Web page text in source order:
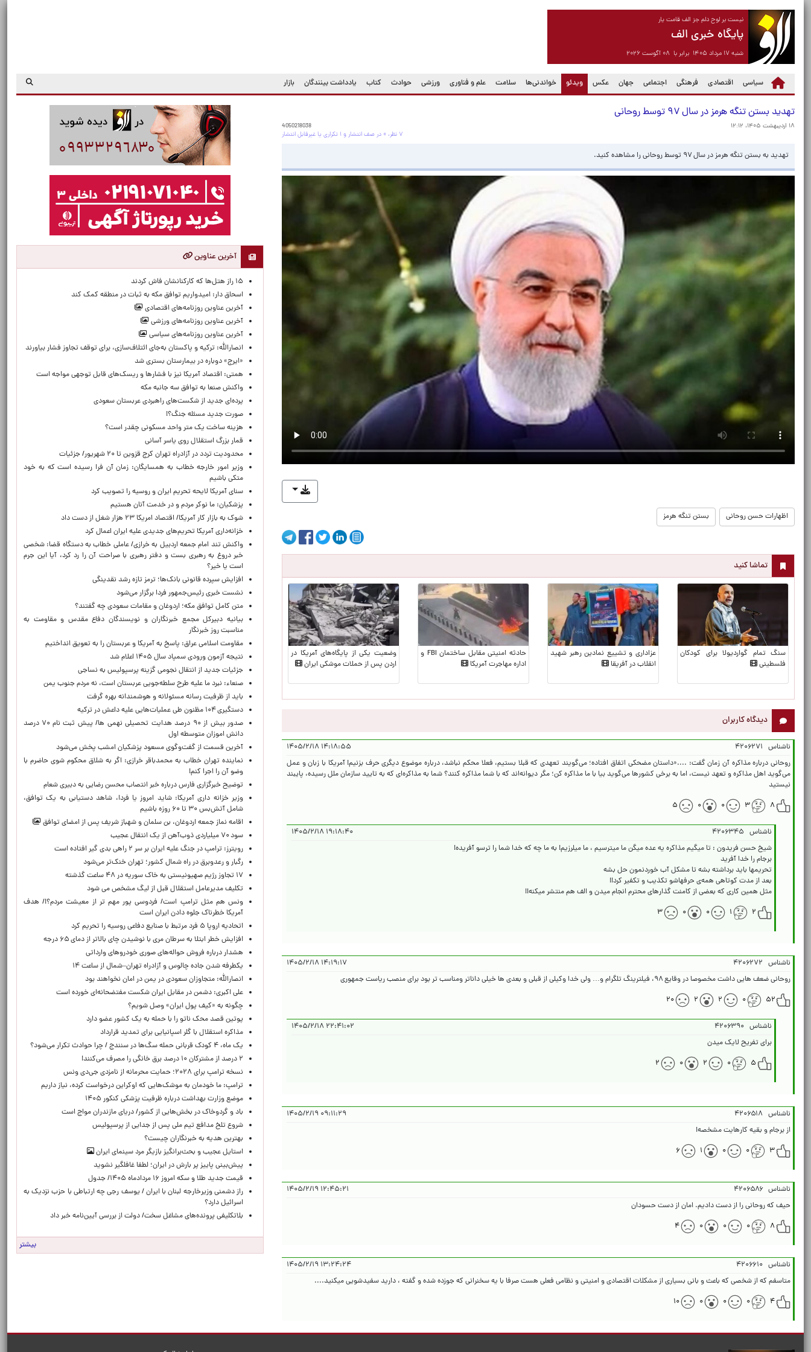
نیست بر لوح دلم جز الف قامت یار
پایگاه خبری الف
شنبه ۱۷ مرداد ۱۴۰۵ برابر با ۰۸ آگوست ۲۰۲۶
سیاسی اقتصادی فرهنگی اجتماعی جهان عکس ویدئو
(current) خواندنی‌ها سلامت علم و فناوری ورزشی حوادث کتاب یادداشت بینندگان بازار
تهدید بستن تنگه هرمز در سال ۹۷ توسط روحانی
۱۸ اردیبهشت ۱۴۰۵، ۱۲:۱۲
4050218038
۷ نظر، ۰ در صف انتشار و ۱ تکراری یا غیرقابل انتشار
تهدید به بستن تنگه هرمز در سال ۹۷ توسط روحانی را مشاهده کنید.
اظهارات حسن روحانی بستن تنگه هرمز
تماشا کنید
سنگ تمام گواردیولا برای کودکان
فلسطینی
عزاداری و تشییع نمادین رهبر شهید
انقلاب در آفریقا
حادثه امنیتی مقابل ساختمان FBI و
اداره مهاجرت آمریکا
وضعیت یکی از پایگاه‌های آمریکا در
اردن پس از حملات موشکی ایران
دیدگاه کاربران
ناشناس ۴۲۰۶۲۷۱
۱۴:۱۸:۵۵ ۱۴۰۵/۲/۱۸
روحانی درباره مذاکره آن زمان گفت: ....«داستان مضحکی اتفاق افتاده؛ می‌گویند تعهدی که قبلا بستیم، فعلا محکم نباشد، درباره موضوع دیگری حرف بزنیم! آمریکا با زبان و عمل
می‌گوید اهل مذاکره و تعهد نیست، اما به برخی کشورها می‌گوید بیا با ما مذاکره کن؛ مگر دیوانه‌اند که با شما مذاکره کنند؟ شما به مذاکره‌ای که به تایید سازمان ملل رسیده، پایبند
نیستید
۸
۳ ۰ ۰ ۵
ناشناس ۴۲۰۶۳۴۵
۱۹:۱۸:۴۰ ۱۴۰۵/۲/۱۸
مثل همین کاری که بعضی از کامنت گذارهای محترم انجام میدن و الف هم منتشر میکنه!!
۲
۱ ۰ ۰ ۳
ناشناس ۴۲۰۶۲۷۲
۱۴:۱۹:۱۷ ۱۴۰۵/۲/۱۸
روحانی ضعف هایی داشت مخصوصا در وقایع ۹۸، فیلترینگ تلگرام و… ولی خدا وکیلی از قبلی و بعدی ها خیلی داناتر و‌مناسب تر بود برای منصب ریاست جمهوری
۵۲
۰ ۲ ۲ ۲۰
ناشناس ۴۲۰۶۳۹۰
۲۲:۴۱:۰۲ ۱۴۰۵/۲/۱۸
برای تفریح لایک میدن
۵
۰ ۲ ۰ ۲
ناشناس ۴۲۰۶۵۱۸
۰۹:۱۱:۲۹ ۱۴۰۵/۲/۱۹
از برجام و بقیه کارهایت مشخصه!
۳
۰ ۰ ۱ ۶
ناشناس ۴۲۰۶۵۸۶
۱۲:۴۵:۲۱ ۱۴۰۵/۲/۱۹
حیف که روحانی را از دست دادیم. امان از دست حسودان
۸
۰ ۰ ۰ ۴
ناشناس ۴۲۰۶۶۱۰
۱۳:۲۴:۲۴ ۱۴۰۵/۲/۱۹
متاسفم که از شخصی که باعث و بانی بسیاری از مشکلات اقتصادی و امنیتی و نظامی فعلی هست صرفا با یه سخنرانی که جوزده شده و گفته ، دارید سفیدشویی میکنید....
۴
۰ ۰ ۰ ۱۰
آخرین عناوین
۱۵ راز هتل‌ها که کارکنانشان فاش کردند
اسحاق دار: امیدواریم توافق مکه به ثبات در منطقه کمک کند
آخرین عناوین روزنامه‌های اقتصادی
آخرین عناوین روزنامه‌های ورزشی
آخرین عناوین روزنامه‌های سیاسی
انصارالله: ترکیه و پاکستان به‌جای ائتلاف‌سازی، برای توقف تجاوز فشار بیاورند
«ایرج» دوباره در بیمارستان بستری شد
همتی: اقتصاد آمریکا نیز با فشارها و ریسک‌های قابل توجهی مواجه است
واکنش صنعا به توافق سه جانبه مکه
پرده‌ای جدید از شکست‌های راهبردی عربستان سعودی
صورت جدید مسئله جنگ؟!
هزینه ساخت یک متر واحد مسکونی چقدر است؟
قمار بزرگ استقلال روی یاسر آسانی
محدودیت تردد در آزادراه تهران کرج قزوین تا ۲۰ شهریور/ جزئیات
وزیر امور خارجه خطاب به همسایگان: زمان آن فرا رسیده است که به خود
متکی باشیم
سنای آمریکا لایحه تحریم ایران و روسیه را تصویب کرد
پزشکیان: ما نوکر مردم و در خدمت آنان هستیم
شوک به بازار کار آمریکا/ اقتصاد امریکا ۲۳ هزار شغل از دست داد
خزانه‌داری آمریکا تحریم‌های جدیدی علیه ایران اعمال کرد
واکنش تند امام جمعه اردبیل به خرازی/ عاملی خطاب به دستگاه قضا: شخصی
خبر دروغ به رهبری بست و دفتر رهبری با صراحت آن را رد کرد، آیا این جرم
است یا خیر؟
افزایش سپرده قانونی بانک‌ها؛ ترمز تازه رشد نقدینگی
نشست خبری رئیس‌جمهور فردا برگزار می‌شود
متن کامل توافق مکه؛ اردوغان و مقامات سعودی چه گفتند؟
بیانیه دبیرکل مجمع خبرنگاران و نویسندگان دفاع مقدس و مقاومت به
مناسبت روز خبرنگار
مقاومت اسلامی عراق: پاسخ به آمریکا و عربستان را به تعویق انداختیم
نتیجه آزمون ورودی سمپاد سال ۱۴۰۵ اعلام شد
جزئیات جدید از انتقال نجومی گزینه پرسپولیس به نساجی
صنعاء: نبرد ما علیه طرح سلطه‌جویی عربستان است، نه مردم جنوب یمن
باید از ظرفیت رسانه مسئولانه و هوشمندانه بهره گرفت
دستگیری ۱۰۴ مظنون طی عملیات‌هایی علیه داعش در ترکیه
صدور بیش از ۹۰ درصد هدایت تحصیلی نهمی ها/ پیش ثبت نام ۷۰ درصد
دانش اموزان متوسطه اول
آخرین قسمت از گفت‌وگوی مسعود پزشکیان امشب پخش می‌شود
نماینده تهران خطاب به محمدباقر خرازی: اگر به شلاق محکوم شوی حاضرم با
وضو آن را اجرا کنم!
توضیح خبرگزاری فارس درباره خبر انتصاب محسن رضایی به دبیری شعام
وزیر خزانه داری آمریکا: شاید امروز یا فردا، شاهد دستیابی به یک توافق،
شامل آتش‌بس ۳۰ تا ۶۰ روزه باشیم
اقامه نماز جمعه اردوغان، بن ‌سلمان و شهباز شریف پس از امضای توافق
سود ۷۰ میلیاردی ذوب‌آهن از یک انتقال عجیب
رویترز: ترامپ در جنگ علیه ایران بر سر ۲ راهی بدی گیر افتاده است
رگبار و رعدوبرق در راه شمال کشور؛ تهران خنک‌تر می‌شود
۱۷ تجاوز رژیم صهیونیستی به خاک سوریه در ۴۸ ساعت گذشته
تکلیف مدیرعامل استقلال قبل از لیگ مشخص می شود
ونس هم مثل ترامپ است/ فردوسی پور مهم تر از معیشت مردم؟!/ هدف
آمریکا خطرناک جلوه دادن ایران است
اتحادیه اروپا ۵ فرد مرتبط با صنایع دفاعی روسیه را تحریم کرد
افزایش خطر ابتلا به سرطان مری با نوشیدن چای بالاتر از دمای ۶۵ درجه
هشدار درباره فروش حواله‌های صوری خودروهای وارداتی
یکطرفه شدن جاده چالوس و آزادراه تهران–شمال از ساعت ۱۴
انصارالله: متجاوزان سعودی در یمن در امان نخواهند بود
علی اکبری: دشمن در مقابل ایران شکست مفتضحانه‌ای خورده است
چگونه به «کیف پول ایران» وصل شویم؟
پوتین قصد محک ناتو را با حمله به یک کشور عضو دارد
مذاکره استقلال با گلر اسپانیایی برای تمدید قرارداد
یک ماه، ۴ کودک قربانی حمله سگ‌ها در سنندج / چرا حوادث تکرار می‌شود؟
۲ درصد از مشترکان ۱۰ درصد برق خانگی را مصرف می‌کنند!
نسخه ترامپ برای ۲۰۲۸؛ حمایت محرمانه از نامزدی جی‌دی ونس
ترامپ: ما خودمان به موشک‌هایی که اوکراین درخواست کرده، نیاز داریم
موضع وزارت بهداشت درباره ظرفیت پزشکی کنکور ۱۴۰۵
باد و گردوخاک در بخش‌هایی از کشور/ دریای مازندران مواج است
شروع تلخ مدافع تیم ملی پس از جدایی از پرسپولیس
بهترین هدیه به خبرنگاران چیست؟
استایل عجیب و بحث‌برانگیز بازیگر مرد سینمای ایران
پیش‌بینی پاییز پر بارش در ایران؛ لطفا غافلگیر نشوید
قیمت جدید طلا و سکه امروز ۱۶ مردادماه ۱۴۰۵/ جدول
راز دشمنی وزیرخارجه لبنان با ایران / یوسف رجی چه ارتباطی با حزب نزدیک به
اسرائیل دارد؟
بلاتکلیفی پرونده‌های مشاغل سخت/ دولت از بررسی آیین‌نامه خبر داد
بیشتر